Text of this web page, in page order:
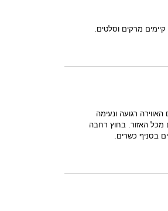
מרקים וסלטים.
רגועה ונעימה
מכל האזור. בחוץ רחבה
בסניף כשרים.